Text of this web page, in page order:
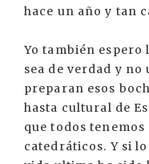
hace un año y tan
Yo también espero
sea de verdad y no
preparan esos
hasta cultural de
que todos
catedráticos. Y si